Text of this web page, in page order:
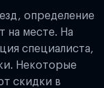
определение
на месте. На
специалиста,
Некоторые
скидки в